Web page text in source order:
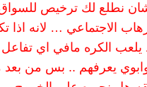
نطلع لك ترخيص للسواق
الاجتماعي … لانه اذا
الكره مافي اي
يعرفهم .. بس من بعد